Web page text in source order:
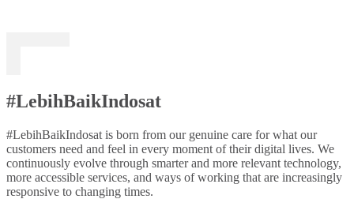
#LebihBaikIndosat
#LebihBaikIndosat is born from our genuine care for what our
customers need and feel in every moment of their digital lives. We
continuously evolve through smarter and more relevant technology,
more accessible services, and ways of working that are increasingly
responsive to changing times.